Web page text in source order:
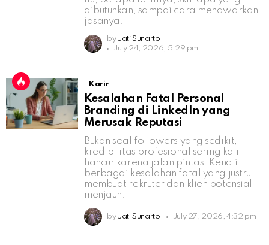
dibutuhkan, sampai cara menawarkan
jasanya.
by Jati Sunarto
July 24, 2026, 5:29 pm
Karir
Kesalahan Fatal Personal
Branding di LinkedIn yang
Merusak Reputasi
Bukan soal followers yang sedikit,
kredibilitas profesional sering kali
hancur karena jalan pintas. Kenali
berbagai kesalahan fatal yang justru
membuat rekruter dan klien potensial
menjauh.
by Jati Sunarto July 27, 2026, 4:32 pm